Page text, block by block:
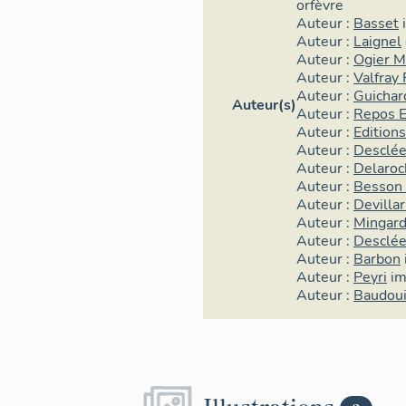
Auteur(s)
orfèvre
Auteur : Basset
Auteur : Laignel
Auteur : Ogier
Auteur : Valfray
Auteur :
Auteur : Repos
Auteur :
Auteur :
Auteur :
Auteur :
Auteur :
Auteur :
Auteur :
Auteur : Barbon
Auteur : Peyri
Auteur :